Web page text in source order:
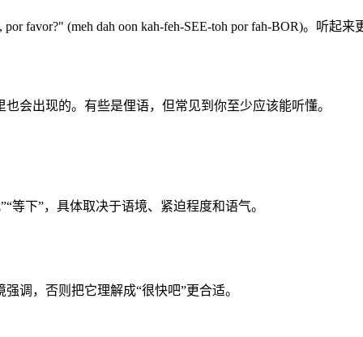
favor?" (meh dah oon kah-feh-SEE-toh por fah-BOR)。听起
会出现的。有些是俚语，但常见到你至少应该能听懂。
等下”，具体取决于语境、紧迫程度和语气。
调，否则把它理解成“很快吧”更合适。